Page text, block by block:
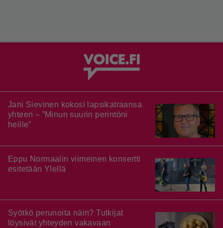
Jani Sievinen kokosi lapsikatraansa
yhteen – ”Minun suurin perintöni
heille”
Eppu Normaalin viimeinen konsertti
esitetään Ylellä
Syötkö perunoita näin? Tutkijat
löysivät yhteyden vakavaan